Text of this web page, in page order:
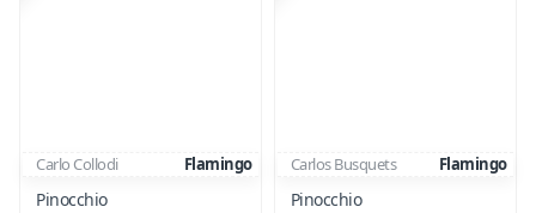
Carlo Collodi Flamingo
Pinocchio
Carlos Busquets Flamingo
Pinocchio